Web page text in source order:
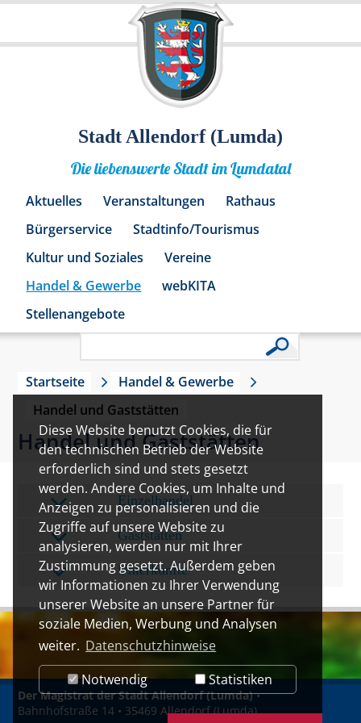
Diese Website benutzt Cookies, die für
den technischen Betrieb der Website
erforderlich sind und stets gesetzt
werden. Andere Cookies, um Inhalte und
Anzeigen zu personalisieren und die
Zugriffe auf unsere Website zu
analysieren, werden nur mit Ihrer
Zustimmung gesetzt. Außerdem geben
wir Informationen zu Ihrer Verwendung
unserer Website an unsere Partner für
soziale Medien, Werbung und Analysen
weiter. Datenschutzhinweise
Notwendig
Statistiken
Stadt Allendorf (Lumda)
Die liebenswerte Stadt im Lumdatal
Aktuelles Veranstaltungen
Rathaus
Bürgerservice
Stadtinfo/Tourismus
Kultur und Soziales
Vereine
Handel & Gewerbe
webKITA
Stellenangebote
Startseite
Handel & Gewerbe
Handel und Gaststätten
Handel und Gaststätten
Einzelhandel
Gaststätten
Unterkünfte
Der Magistrat der Stadt Allendorf (Lumda)•
Bahnhofstraße 14 • 35469 Allendorf (Lumda)